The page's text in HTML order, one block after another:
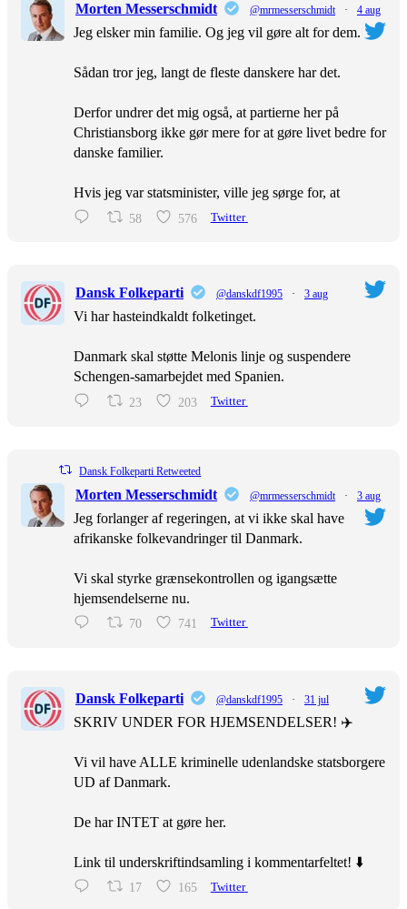
Morten Messerschmidt @mrmesserschmidt · 4 aug
Jeg elsker min familie. Og jeg vil gøre alt for dem.
Sådan tror jeg, langt de fleste danskere har det.
Derfor undrer det mig også, at partierne her på
Christiansborg ikke gør mere for at gøre livet bedre for
danske familier.
Hvis jeg var statsminister, ville jeg sørge for, at
58 576 Twitter
Dansk Folkeparti @danskdf1995 · 3 aug
Vi har hasteindkaldt folketinget.
Danmark skal støtte Melonis linje og suspendere
Schengen-samarbejdet med Spanien.
23 203 Twitter
Dansk Folkeparti Retweeted
Morten Messerschmidt @mrmesserschmidt · 3 aug
Jeg forlanger af regeringen, at vi ikke skal have
afrikanske folkevandringer til Danmark.
Vi skal styrke grænsekontrollen og igangsætte
hjemsendelserne nu.
70 741 Twitter
Dansk Folkeparti @danskdf1995 · 31 jul
SKRIV UNDER FOR HJEMSENDELSER! ✈️
Vi vil have ALLE kriminelle udenlandske statsborgere
UD af Danmark.
De har INTET at gøre her.
Link til underskriftindsamling i kommentarfeltet! ⬇️
17 165 Twitter